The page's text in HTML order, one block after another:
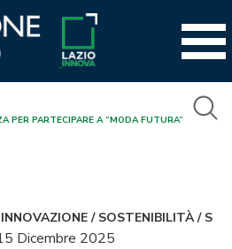
PER PARTECIPARE A “MODA FUTURA”
INNOVAZIONE/ SOSTENIBILITÀ/ S
Dicembre 2025